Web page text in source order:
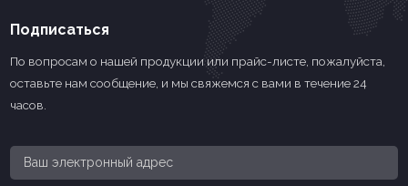
Подписаться
По вопросам о нашей продукции или прайс-листе, пожалуйста,
оставьте нам сообщение, и мы свяжемся с вами в течение 24
часов.